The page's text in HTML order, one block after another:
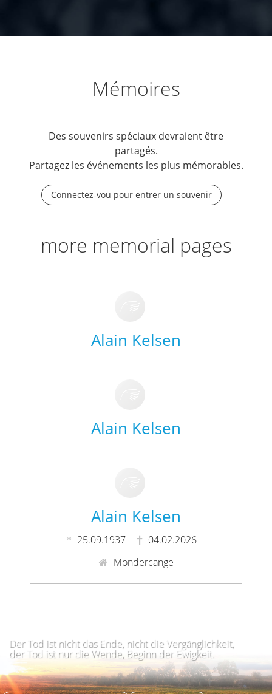
Mémoires
Des souvenirs spéciaux devraient être
partagés.
Partagez les événements les plus mémorables.
Connectez-vou pour entrer un souvenir
more memorial pages
Alain Kelsen
Alain Kelsen
Alain Kelsen
25.09.1937
04.02.2026
Mondercange
Der Tod ist nicht das Ende, nicht die Vergänglichkeit,
der Tod ist nur die Wende, Beginn der Ewigkeit.